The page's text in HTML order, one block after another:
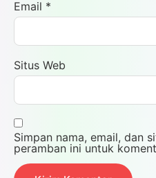
Email *
Situs Web
Simpan nama, email, dan
peramban ini untuk